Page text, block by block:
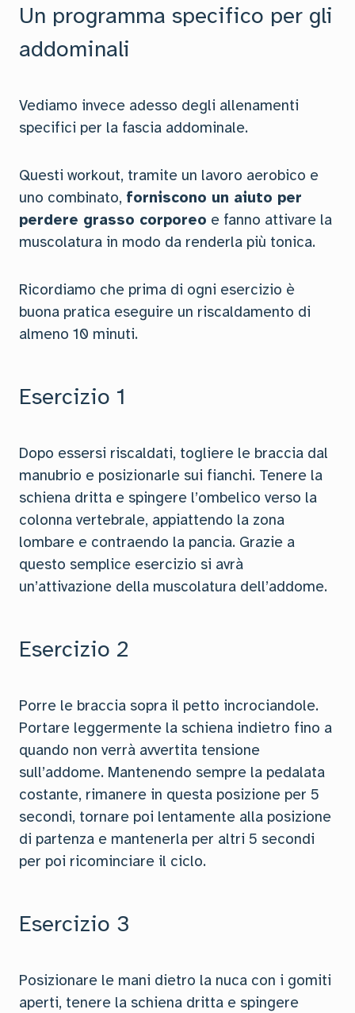
Un programma specifico per gli
addominali
Vediamo invece adesso degli allenamenti
specifici per la fascia addominale.
Questi workout, tramite un lavoro aerobico e
uno combinato, forniscono un aiuto per
perdere grasso corporeo e fanno attivare la
muscolatura in modo da renderla più tonica.
Ricordiamo che prima di ogni esercizio è
buona pratica eseguire un riscaldamento di
almeno 10 minuti.
Esercizio 1
Dopo essersi riscaldati, togliere le braccia dal
manubrio e posizionarle sui fianchi. Tenere la
schiena dritta e spingere l’ombelico verso la
colonna vertebrale, appiattendo la zona
lombare e contraendo la pancia. Grazie a
questo semplice esercizio si avrà
un’attivazione della muscolatura dell’addome.
Esercizio 2
Porre le braccia sopra il petto incrociandole.
Portare leggermente la schiena indietro fino a
quando non verrà avvertita tensione
sull’addome. Mantenendo sempre la pedalata
costante, rimanere in questa posizione per 5
secondi, tornare poi lentamente alla posizione
di partenza e mantenerla per altri 5 secondi
per poi ricominciare il ciclo.
Esercizio 3
Posizionare le mani dietro la nuca con i gomiti
aperti, tenere la schiena dritta e spingere